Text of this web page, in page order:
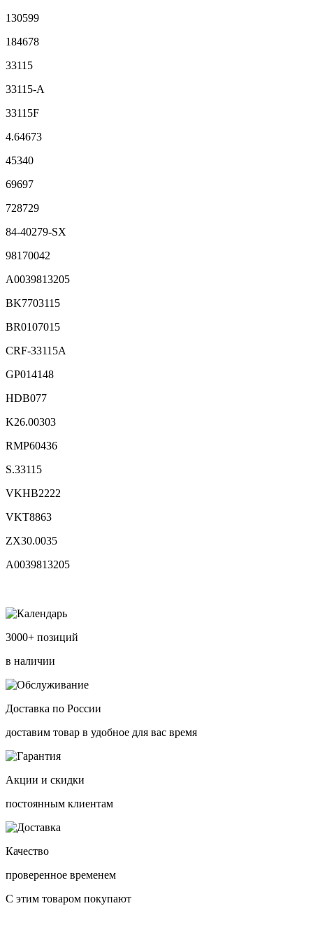
130599
184678
33115
33115-A
33115F
4.64673
45340
69697
728729
84-40279-SX
98170042
A0039813205
BK7703115
BR0107015
CRF-33115A
GP014148
HDB077
K26.00303
RMP60436
S.33115
VKHB2222
VKT8863
ZX30.0035
А0039813205
3000+ позиций
в наличии
Доставка по России
доставим товар в удобное для вас время
Акции и скидки
постоянным клиентам
Качество
проверенное временем
С этим товаром покупают